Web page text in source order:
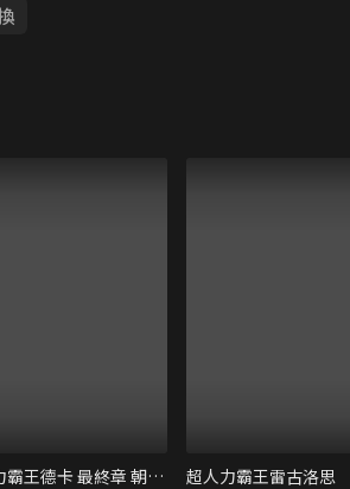
超人力霸王德卡 最終章 朝向旅程的彼方… 超人力霸王雷古洛思